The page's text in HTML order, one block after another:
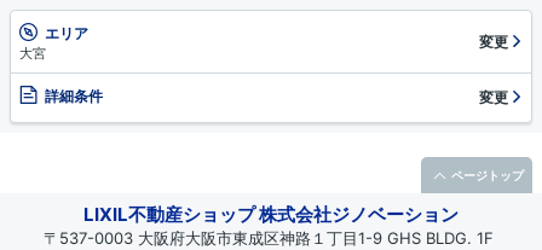
エリア
大宮
変更
詳細条件 変更
LIXIL不動産ショップ 株式会社ジノベーション
〒537-0003 大阪府大阪市東成区神路１丁目1-9 GHS BLDG. 1F
ページトップ